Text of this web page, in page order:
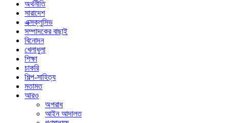
অর্থনীতি
সারাদেশ
এক্সক্লুসিভ
সম্পাদকের বাছাই
বিনোদন
খেলাধুলা
শিক্ষা
চাকরি
শিল্প-সাহিত্য
মতামত
আরও
অপরাধ
আইন আদালত